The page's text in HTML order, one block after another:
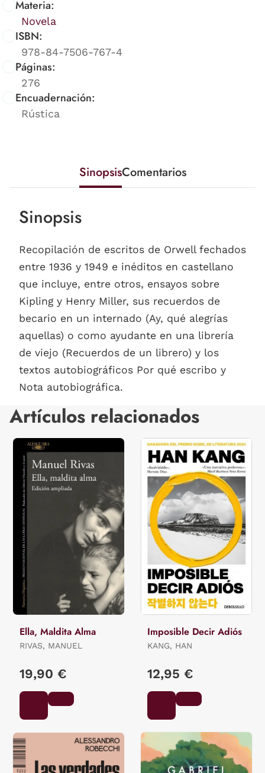
Materia:
Novela
ISBN:
978-84-7506-767-4
Páginas:
276
Encuadernación:
Rústica
SinopsisComentarios
Sinopsis
Recopilación de escritos de Orwell fechados
entre 1936 y 1949 e inéditos en castellano
que incluye, entre otros, ensayos sobre
Kipling y Henry Miller, sus recuerdos de
becario en un internado (Ay, qué alegrías
aquellas) o como ayudante en una librería
de viejo (Recuerdos de un librero) y los
textos autobiográficos Por qué escribo y
Nota autobiográfica.
Artículos relacionados
Ella, Maldita Alma
RIVAS, MANUEL
19,90 €
Imposible Decir Adiós
KANG, HAN
12,95 €